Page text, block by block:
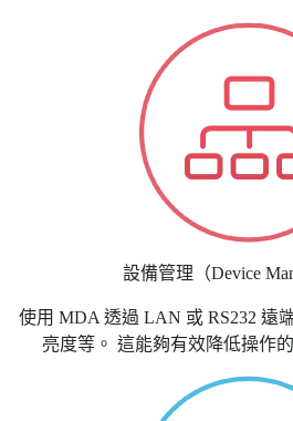
設備管理（Device
使用 MDA 透過 LAN 或 RS232 遠
亮度等。 這能夠有效降低操作